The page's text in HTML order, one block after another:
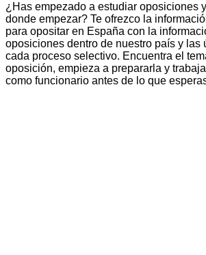
¿Has empezado a estudiar oposiciones
donde empezar? Te ofrezco la
para opositar en España con la
oposiciones dentro de nuestro país y las
cada proceso selectivo. Encuentra el
oposición, empieza a prepararla y
como funcionario antes de lo que